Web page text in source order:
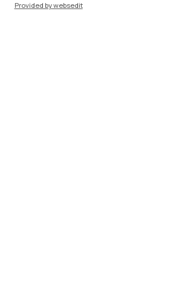
Provided by websedit